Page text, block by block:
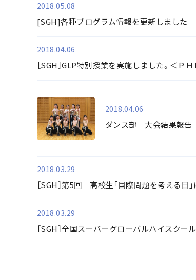
2018.05.08
[SGH]各種プログラム情報を更新しました
2018.04.06
［SGH］GLP特別授業を実施しました。＜Ｐ
2018.04.06
ダンス部 大会結果報告
2018.03.29
［SGH］第5回 高校生「国際問題を考える日
2018.03.29
［SGH］全国スーパーグローバルハイスクー